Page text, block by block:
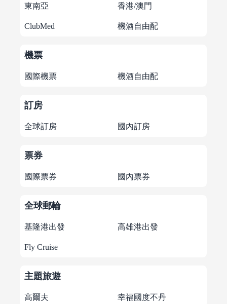
東南亞 香港/澳門
ClubMed 機酒自由配
機票
國際機票 機酒自由配
訂房
全球訂房 國內訂房
票券
國際票券 國內票券
全球郵輪
基隆港出發 高雄港出發
Fly Cruise
主題旅遊
高爾夫 幸福國度不丹